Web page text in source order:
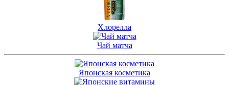
Хлорелла
Чай матча
Японская косметика